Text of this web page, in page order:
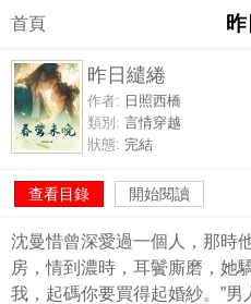
首頁
昨日繾綣
作者: 日照西橋
類別: 言情穿越
狀態: 完結
查看目錄 開始閱讀
沈曼惜曾深愛過一個人，那時
房，情到濃時，耳鬢廝磨，她
我，起碼你要買得起婚紗。”